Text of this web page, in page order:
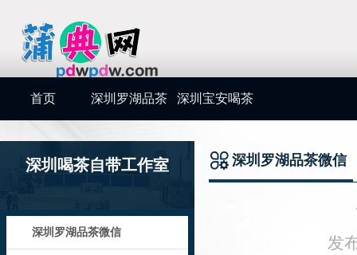
首页 深圳罗湖品茶
微信
深圳宝安喝茶
深圳喝茶自带工作室
深圳罗湖品茶微信
深圳罗湖品茶微信
发